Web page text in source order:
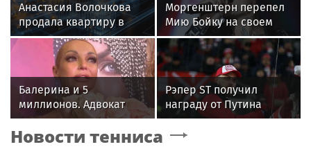
Анастасия Волочкова
продала квартиру в
Питере из-за суда с УК
Моргенштерн перепел
Мию Бойку на своем
концерте
Балерина и 5
миллионов. Адвокат
Бенхин раскрыл, кто
должен Волочковой
Рэпер ST получил
награду от Путина
Новости тенниса